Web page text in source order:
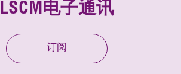
LSCM电子通讯
订阅